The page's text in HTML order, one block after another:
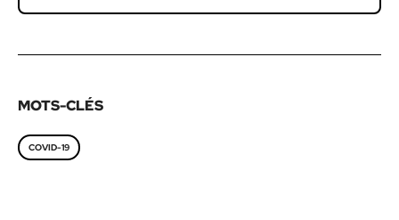
MOTS-CLÉS
COVID-19